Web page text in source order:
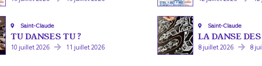
Saint-Claude
TU DANSES TU ?
10 juillet 2026 11 juillet 2026
Saint-Claude
LA DANSE
8 juillet 2026 8